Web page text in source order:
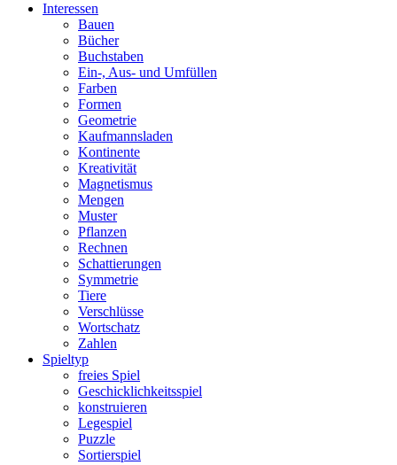
Interessen
Bauen
Bücher
Buchstaben
Ein-, Aus- und Umfüllen
Farben
Formen
Geometrie
Kaufmannsladen
Kontinente
Kreativität
Magnetismus
Mengen
Muster
Pflanzen
Rechnen
Schattierungen
Symmetrie
Tiere
Verschlüsse
Wortschatz
Zahlen
Spieltyp
freies Spiel
Geschicklichkeitsspiel
konstruieren
Legespiel
Puzzle
Sortierspiel